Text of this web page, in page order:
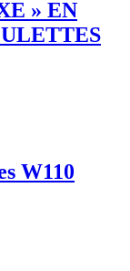
» EN
W110